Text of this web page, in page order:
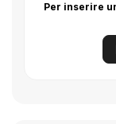
Per inserire